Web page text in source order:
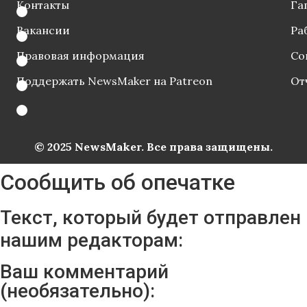
Контакты
Вакансии
Правовая информация
Поддержать NewsMaker на Patreon
© 2025 NewsMaker. Все права защищены.
Сообщить об опечатке
Текст, который будет отправлен
нашим редакторам:
Ваш комментарий
(необязательно):